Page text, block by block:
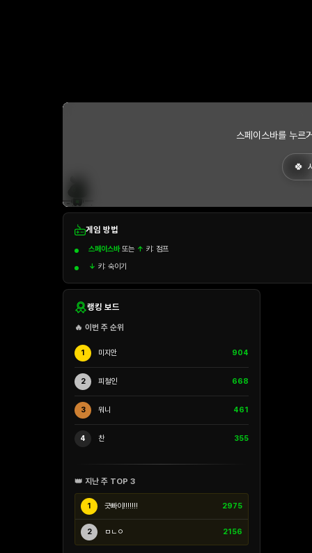
스페이스바를 누르
게임 방법
스페이스바또는 ↑ 키: 점프
↓ 키: 숙이기
랭킹 보드
🔥 이번 주 순위
1 미지안 904
2 피철인 668
3 워니 461
4 찬 355
👑 지난 주 TOP 3
1 긋빠이!!!!!!! 2975
2 ㅁㄴㅇ 2156